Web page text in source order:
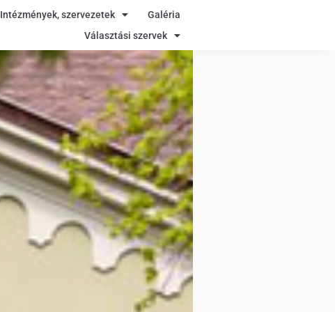
Intézmények, szervezetek
Galéria
Választási szervek